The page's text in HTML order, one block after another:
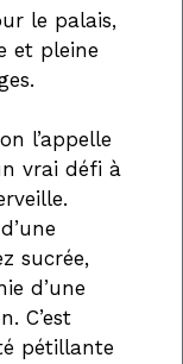
le palais,
et pleine
l’appelle
vrai défi à
sucrée,
d’une
C’est
pétillante